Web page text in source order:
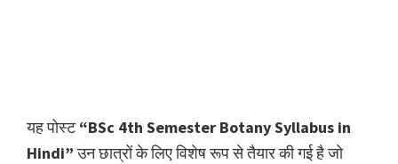
यह पोस्ट“BSc 4th Semester Botany Syllabus in
Hindi”उन छात्रों के लिए विशेष रूप से तैयार की गई है जो